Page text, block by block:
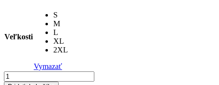
Veľkosti
S
M
L
XL
2XL
Vymazať
množstvo